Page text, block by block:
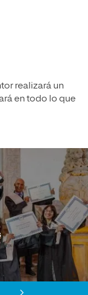
realizará un
en todo lo que